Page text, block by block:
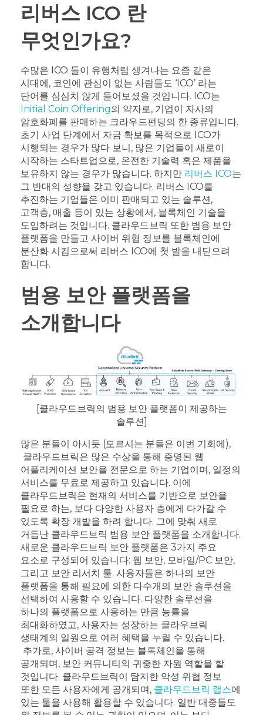
리버스 ICO 란
무엇인가요?
수많은 ICO 들이 유행처럼 생겨나는 요즘 같은
시대에, 코인에 관심이 없는 사람들도 ‘ICO’ 라는
단어를 심심치 않게 들어보셨을 것입니다. ICO는
Initial Coin Offering의 약자로, 기업이 자사의
암호화폐를 판매하는 크라우드펀딩의 한 종류입니다.
초기 사업 단계에서 자금 확보를 목적으로 ICO가
시행되는 경우가 많다 보니, 많은 기업들이 새로이
시작하는 스타트업으로, 온전한 기술력 혹은 제품을
보유하지 않는 경우가 많습니다. 하지만 리버스 ICO는
그 반대의 성향을 갖고 있습니다. 리버스 ICO를
추진하는 기업들은 이미 판매되고 있는 솔루션,
고객층, 매출 등이 있는 상황에서, 블록체인 기술을
도입하려는 것입니다. 클라우드브릭 또한 범용 보안
플랫폼을 만들고 사이버 위협 정보를 블록체인에
분산화 시킴으로써 리버스 ICO에 첫 발을 내딛으려
합니다.
범용 보안 플랫폼을
소개합니다
[클라우드브릭의 범용 보안 플랫폼이 제공하는
솔루션]
많은 분들이 아시듯 (모르시는 분들은 이번 기회에),
클라우드브릭은 많은 수상을 통해 증명된 웹
어플리케이션 보안을 전문으로 하는 기업이며, 일정의
서비스를 무료로 제공하고 있습니다. 이에
클라우드브릭은 현재의 서비스를 기반으로 보안을
필요로 하는, 보다 다양한 사용자 층에게 다가갈 수
있도록 확장 개발을 하려 합니다. 그에 맞춰 새로
거듭난 클라우드브릭 범용 보안 플랫폼을 소개합니다.
새로운 클라우드브릭 보안 플랫폼은 3가지 주요
요소로 구성되어 있습니다: 웹 보안, 모바일/PC 보안,
그리고 보안 리서치 툴. 사용자들은 하나의 보안
플랫폼을 통해 필요에 의한 다수개의 보안 솔루션을
선택하여 사용할 수 있습니다. 다양한 솔루션을
하나의 플랫폼으로 사용하는 만큼 능률을
최대화하였고, 사용자는 성장하는 클라우브릭
생태계의 일원으로 여러 혜택을 누릴 수 있습니다.
추가로, 사이버 공격 정보는 블록체인을 통해
공개되며, 보안 커뮤니티의 귀중한 자원 역할을 할
것입니다. 클라우드브릭이 탐지한 악성 위협 정보
또한 모든 사용자에게 공개되며, 클라우드브릭 랩스에
있는 툴을 사용해 활용할 수 있습니다. 일반 대중들도